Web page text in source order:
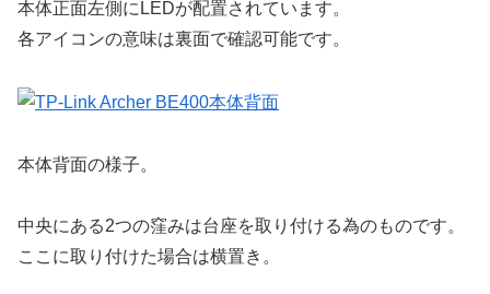
本体正面左側にLEDが配置されています。
各アイコンの意味は裏面で確認可能です。
本体背面の様子。
中央にある2つの窪みは台座を取り付ける為のものです。
ここに取り付けた場合は横置き。